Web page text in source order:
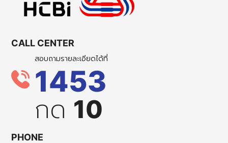
CALL CENTER
1453
สอบถามรายละเอียดได้ที่
กด 10
PHONE